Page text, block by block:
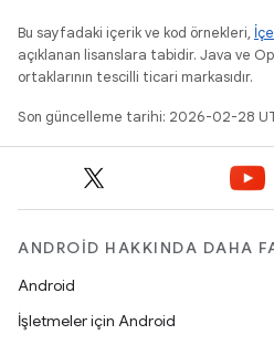
Bu sayfadaki içerik ve kod örnekleri,
açıklanan lisanslara tabidir. Java ve
ortaklarının tescilli ticari markasıdır.
Son güncelleme tarihi: 2026-02-28
ANDROID HAKKINDA DAHA
Android
İşletmeler için Android